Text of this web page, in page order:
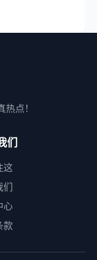
点！
们
这
们
心
款